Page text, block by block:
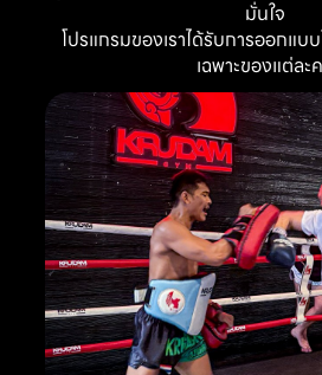
มั่นใจ
โปรแกรมของเราได้รับการออกแบบ
เฉพาะของแต่ละ